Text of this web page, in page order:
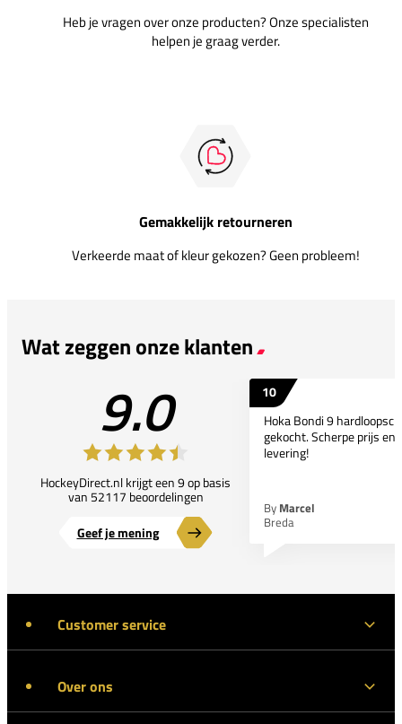
Heb je vragen over onze producten? Onze specialisten
helpen je graag verder.
Gemakkelijk retourneren
Verkeerde maat of kleur gekozen? Geen probleem!
Wat zeggen onze klanten
9.0
HockeyDirect.nl krijgt een 9 op basis
van 52117 beoordelingen
Geef je mening
10
Hoka Bondi 9
gekocht. Scherpe prijs en
levering!
By Marcel
Breda
Customer service
Over ons